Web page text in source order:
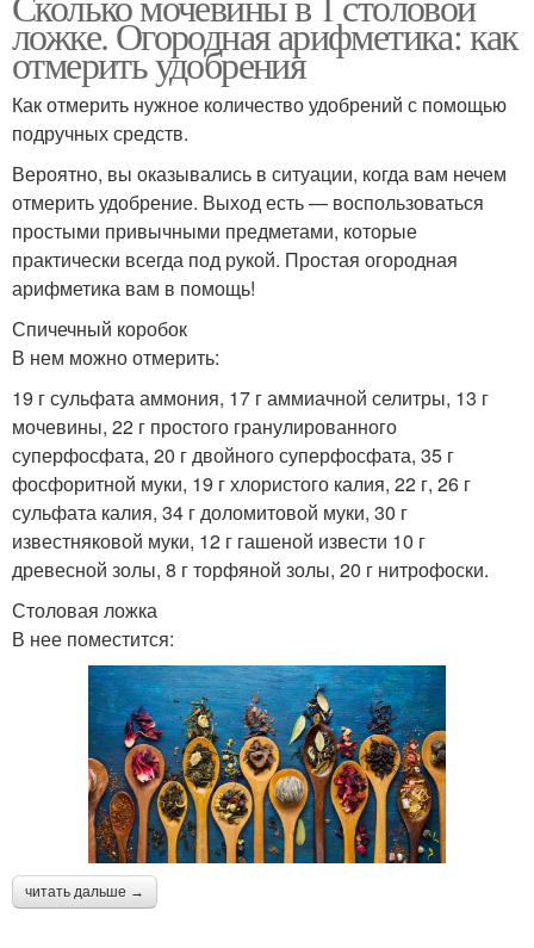
ложке. Огородная арифметика: как
отмерить удобрения
Как отмерить нужное количество удобрений с помощью
подручных средств.
Вероятно, вы оказывались в ситуации, когда вам нечем
отмерить удобрение. Выход есть — воспользоваться
простыми привычными предметами, которые
практически всегда под рукой. Простая огородная
арифметика вам в помощь!
Спичечный коробок
В нем можно отмерить:
19 г сульфата аммония, 17 г аммиачной селитры, 13 г
мочевины, 22 г простого гранулированного
суперфосфата, 20 г двойного суперфосфата, 35 г
фосфоритной муки, 19 г хлористого калия, 22 г, 26 г
сульфата калия, 34 г доломитовой муки, 30 г
известняковой муки, 12 г гашеной извести 10 г
древесной золы, 8 г торфяной золы, 20 г нитрофоски.
Столовая ложка
В нее поместится:
читать дальше →